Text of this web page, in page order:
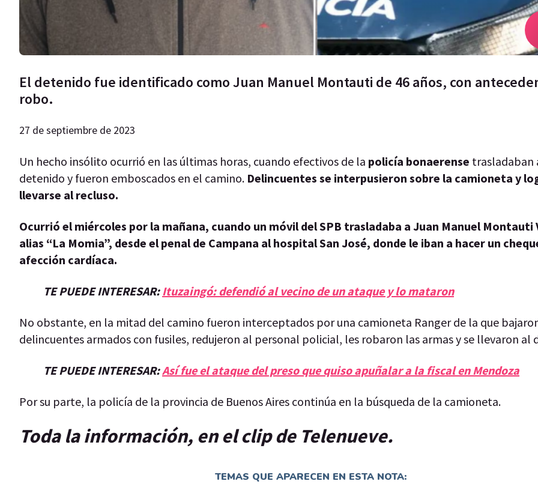
El detenido fue identificado como Juan Manuel Montauti de 46 años, con
robo.
27 de septiembre de 2023
Un hecho insólito ocurrió en las últimas horas, cuando efectivos de la policía bonaerense trasladaban
detenido y fueron emboscados en el camino. Delincuentes se interpusieron sobre la camioneta y
llevarse al recluso.
Ocurrió el miércoles por la mañana, cuando un móvil del SPB trasladaba a Juan Manuel Montauti
alias “La Momia”, desde el penal de Campana al hospital San José, donde le iban a hacer un
afección cardíaca.
TE PUEDE INTERESAR: Ituzaingó: defendió al vecino de un ataque y lo mataron
No obstante, en la mitad del camino fueron interceptados por una camioneta Ranger de la que
delincuentes armados con fusiles, redujeron al personal policial, les robaron las armas y se llevaron al
TE PUEDE INTERESAR:Así fue el ataque del preso que quiso apuñalar a la fiscal en Mendoza
Por su parte, la policía de la provincia de Buenos Aires continúa en la búsqueda de la camioneta.
Toda la información, en el clip de Telenueve.
TEMAS QUE APARECEN EN ESTA NOTA: